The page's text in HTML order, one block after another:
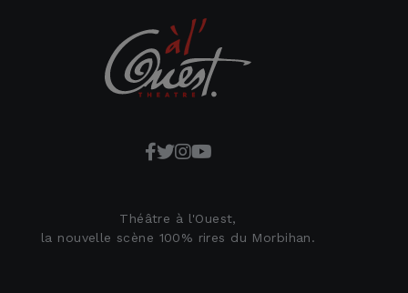
Théâtre à l'Ouest,
la nouvelle scène 100% rires du Morbihan.